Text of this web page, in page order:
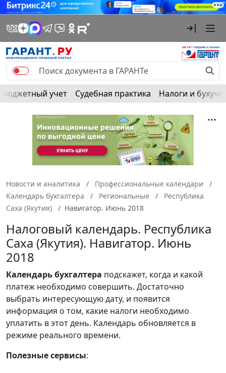
Бюджетный учет Судебная практика Налоги и
Новости и аналитика
Профессиональные календари
Календарь бухгалтера
Региональные
Республика
Саха (Якутия)
Навигатор. Июнь 2018
Налоговый календарь. Республика
Саха (Якутия). Навигатор. Июнь
2018
Календарьбухгалтера подскажет, когда и какой
платеж необходимо совершить. Достаточно
выбрать интересующую дату, и появится
информация о том, какие налоги необходимо
уплатить в этот день. Календарь обновляется в
режиме реального времени.
Полезные сервисы: